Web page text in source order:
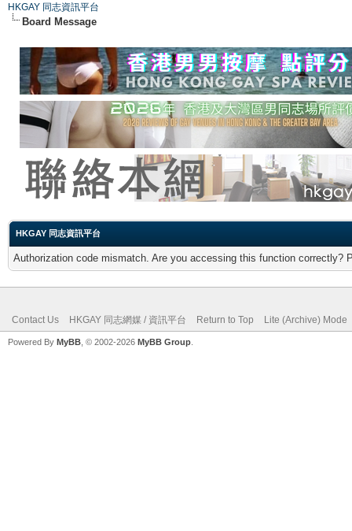
HKGAY 同志資訊平台
Board Message
HKGAY 同志資訊平台
Authorization code mismatch. Are you accessing this function correctly?
Contact Us HKGAY 同志網媒 / 資訊平台 Return to Top Lite (Archive) Mode
Powered By MyBB , © 2002-2026 MyBB Group